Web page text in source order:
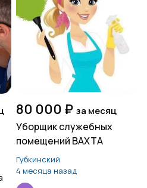
80 000 ₽ за месяц
Уборщик служебных
помещений ВАХТА
Губкинский
4 месяца назад